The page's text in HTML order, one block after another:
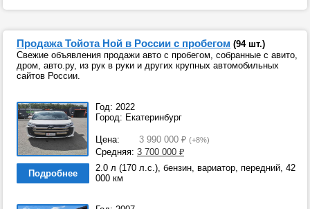
Продажа Тойота Ной в России с пробегом (94 шт.)
Свежие объявления продажи авто с пробегом, собранные с авито,
дром, авто.ру, из рук в руки и других крупных автомобильных
сайтов России.
Год: 2022
Город: Екатеринбург
Цена: 3 990 000 ₽ (+8%)
Средняя: 3 700 000 ₽
Подробнее
2.0 л (170 л.с.), бензин, вариатор, передний, 42
000 км